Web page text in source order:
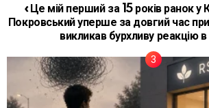
«Це мій перший за 15 років ранок у
Покровський уперше за довгий час
викликав бурхливу реакцію